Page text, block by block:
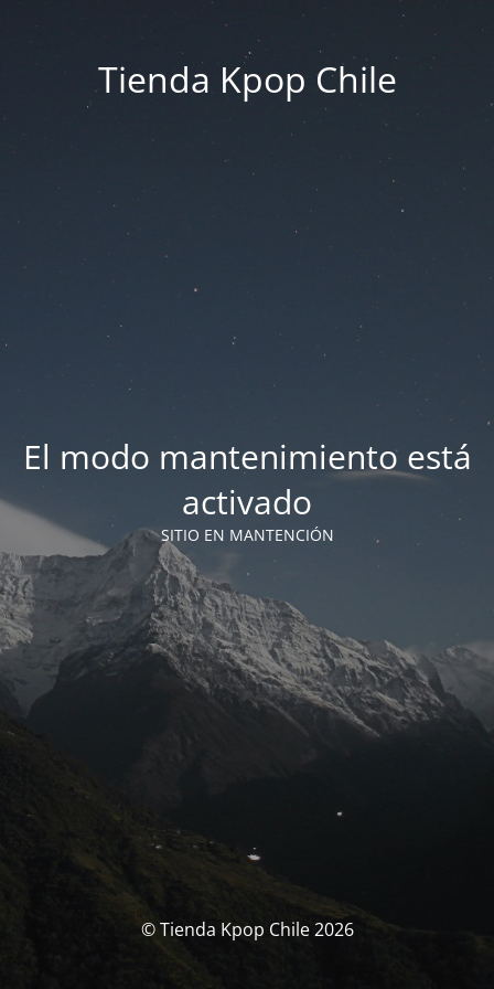
Tienda Kpop Chile
El modo mantenimiento está
activado
SITIO EN MANTENCIÓN
© Tienda Kpop Chile 2026